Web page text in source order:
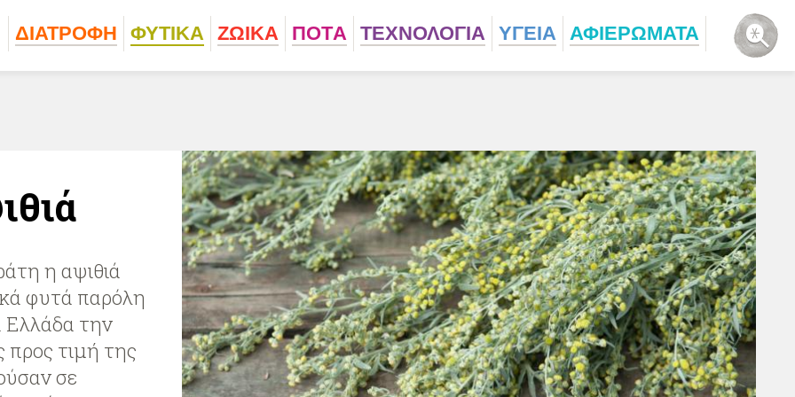
ΔΙΑΤΡΟΦΗ ΦΥΤΙΚA ΖΩΙΚA ΠΟΤA ΤΕΧΝΟΛΟΓΙΑ ΥΓΕΙΑ ΑΦΙΕΡΩΜΑΤΑ
η αψιθιά
φυτά παρόλη
Ελλάδα την
προς τιμή της
σε